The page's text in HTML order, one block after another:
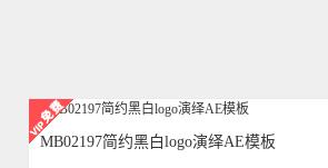
MB02197简约黑白logo演绎AE模板